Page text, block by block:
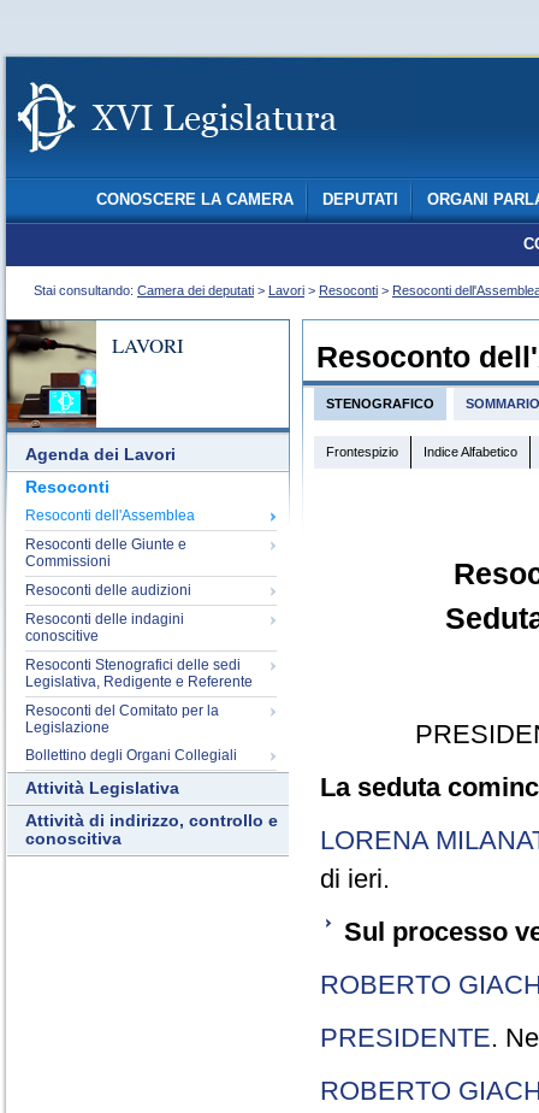
CONOSCERE LA CAMERA DEPUTATI ORGANI
Stai consultando: Camera dei deputati > Lavori > Resoconti > Resoconti
LAVORI
Agenda dei Lavori
Resoconti
Resoconti dell'Assemblea
Resoconti delle Giunte e
Commissioni
Resoconti delle audizioni
Resoconti delle indagini
conoscitive
Resoconti Stenografici delle sedi
Legislativa, Redigente e Referente
Resoconti del Comitato per la
Legislazione
Bollettino degli Organi Collegiali
Attività Legislativa
Attività di indirizzo, controllo e
conoscitiva
Resoconto
STENOGRAFICO SOMMARIO
Frontespizio Indice Alfabetico
La seduta
LORENA
di ieri.
Sul processo
ROBERTO
PRESIDENTE.
ROBERTO